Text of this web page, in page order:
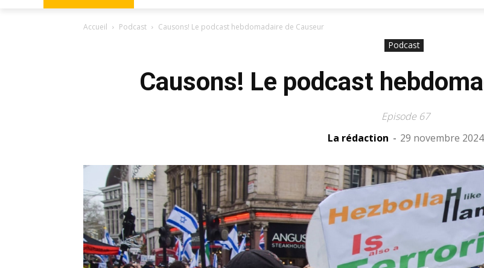
Accueil Podcast Causons! Le podcast hebdomadaire de Causeur
Podcast
Causons! Le podcast
Episode 67
La rédaction - 29 novembre 2024